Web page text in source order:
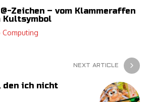
Zeichen – vom Klammeraffen
Kultsymbol
Computing
NEXT ARTICLE
den ich nicht